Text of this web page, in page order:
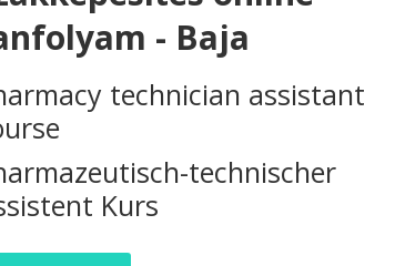
- Baja
technician assistant
technischer
Kurs